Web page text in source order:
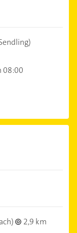
08:00
2,9 km